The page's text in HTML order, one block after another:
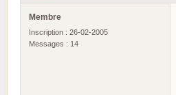
Membre
Inscription : 26-02-2005
Messages : 14